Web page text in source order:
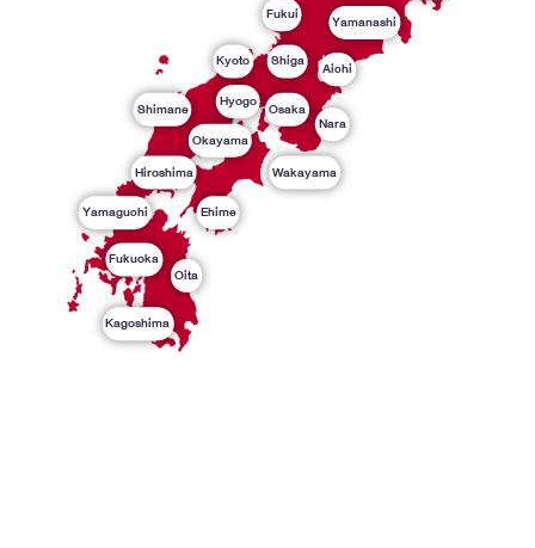
Aichi
Ehime
Fukui
Fukuoka
Kagoshima
Kyoto
Hiroshima
Hyogo
Nara
Oita
Okayama
Osaka
Shiga
Shimane
Wakayama
Yamanashi
Yamaguchi